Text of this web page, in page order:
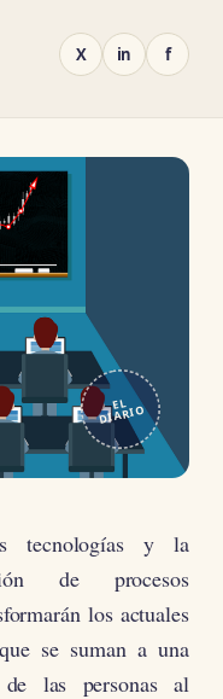
X in f
EL
DIARIO
tecnologías y la
de procesos
los actuales
se suman a una
de las personas al